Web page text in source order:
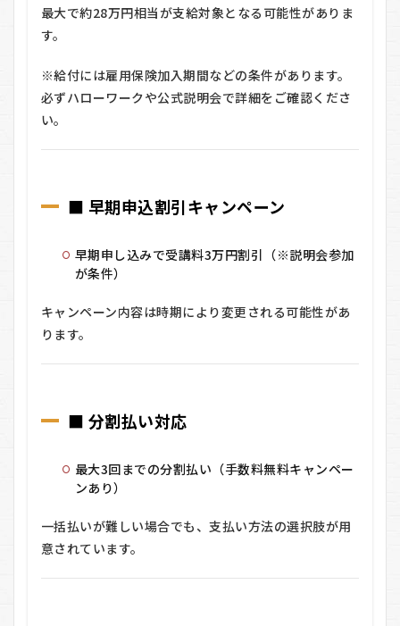
最大で約28万円相当が支給対象となる可能性がありま
す。
※給付には雇用保険加入期間などの条件があります。
必ずハローワークや公式説明会で詳細をご確認くださ
い。
■ 早期申込割引キャンペーン
早期申し込みで受講料3万円割引（※説明会参加
が条件）
キャンペーン内容は時期により変更される可能性があ
ります。
■ 分割払い対応
最大3回までの分割払い（手数料無料キャンペー
ンあり）
一括払いが難しい場合でも、支払い方法の選択肢が用
意されています。